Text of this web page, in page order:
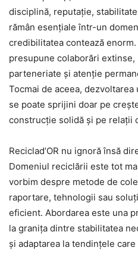
disciplină, reputație,
rămân esențiale într-un
credibilitatea contează
presupune colaborări
parteneriate și atenție
Tocmai de aceea,
se poate sprijini doar pe
construcție solidă și pe relații
Reciclad’OR nu ignoră însă
Domeniul reciclării este tot
vorbim despre metode de
raportare, tehnologii sau
eficient. Abordarea este una
la granița dintre stabilitatea
și adaptarea la tendințele